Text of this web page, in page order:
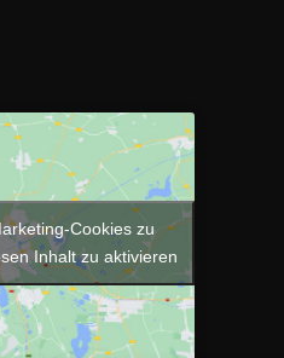
Cookies zu
Inhalt zu aktivieren